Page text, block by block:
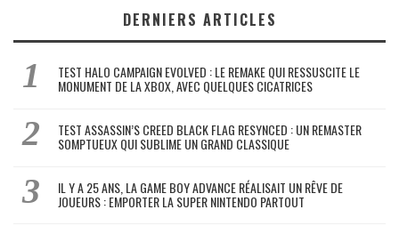
DERNIERS ARTICLES
TEST HALO CAMPAIGN EVOLVED : LE REMAKE QUI RESSUSCITE LE
MONUMENT DE LA XBOX, AVEC QUELQUES CICATRICES
TEST ASSASSIN’S CREED BLACK FLAG RESYNCED : UN REMASTER
SOMPTUEUX QUI SUBLIME UN GRAND CLASSIQUE
IL Y A 25 ANS, LA GAME BOY ADVANCE RÉALISAIT UN RÊVE DE
JOUEURS : EMPORTER LA SUPER NINTENDO PARTOUT